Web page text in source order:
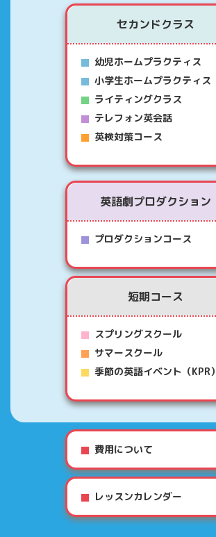
セカンドクラス
幼児ホームプラクティス
小学生ホームプラクティス
ライティングクラス
テレフォン英会話
英検対策コース
英語劇プロダクション
プロダクションコース
短期コース
スプリングスクール
サマースクール
季節の英語イベント（KPR）
費用について
レッスンカレンダー